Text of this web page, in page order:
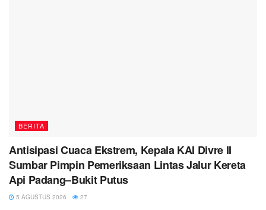
BERITA
Antisipasi Cuaca Ekstrem, Kepala KAI Divre II
Sumbar Pimpin Pemeriksaan Lintas Jalur Kereta
Api Padang–Bukit Putus
5 AGUSTUS 2026 27